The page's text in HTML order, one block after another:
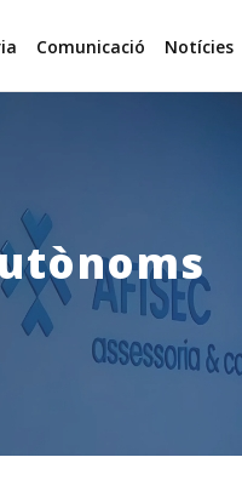
Comunicació Notícies